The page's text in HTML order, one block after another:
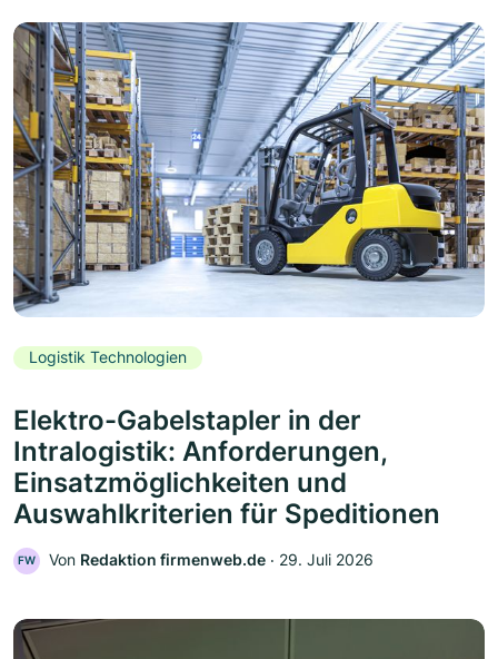
Logistik Technologien
Elektro-Gabelstapler in der
Intralogistik: Anforderungen,
Einsatzmöglichkeiten und
Auswahlkriterien für Speditionen
FW Von Redaktion firmenweb.de ‧ 29. Juli 2026